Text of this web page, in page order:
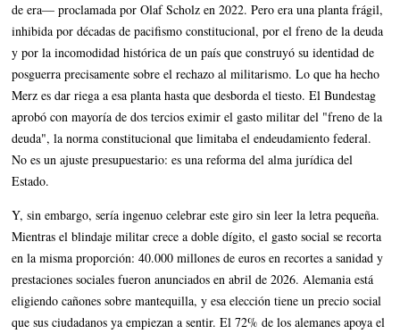
de era— proclamada por Olaf Scholz en 2022. Pero era una planta frágil,
inhibida por décadas de pacifismo constitucional, por el freno de la deuda
y por la incomodidad histórica de un país que construyó su identidad de
posguerra precisamente sobre el rechazo al militarismo. Lo que ha hecho
Merz es dar riega a esa planta hasta que desborda el tiesto. El Bundestag
aprobó con mayoría de dos tercios eximir el gasto militar del "freno de la
deuda", la norma constitucional que limitaba el endeudamiento federal.
No es un ajuste presupuestario: es una reforma del alma jurídica del
Estado.
Y, sin embargo, sería ingenuo celebrar este giro sin leer la letra pequeña.
Mientras el blindaje militar crece a doble dígito, el gasto social se recorta
en la misma proporción: 40.000 millones de euros en recortes a sanidad y
prestaciones sociales fueron anunciados en abril de 2026. Alemania está
eligiendo cañones sobre mantequilla, y esa elección tiene un precio social
que sus ciudadanos ya empiezan a sentir. El 72% de los alemanes apoya el